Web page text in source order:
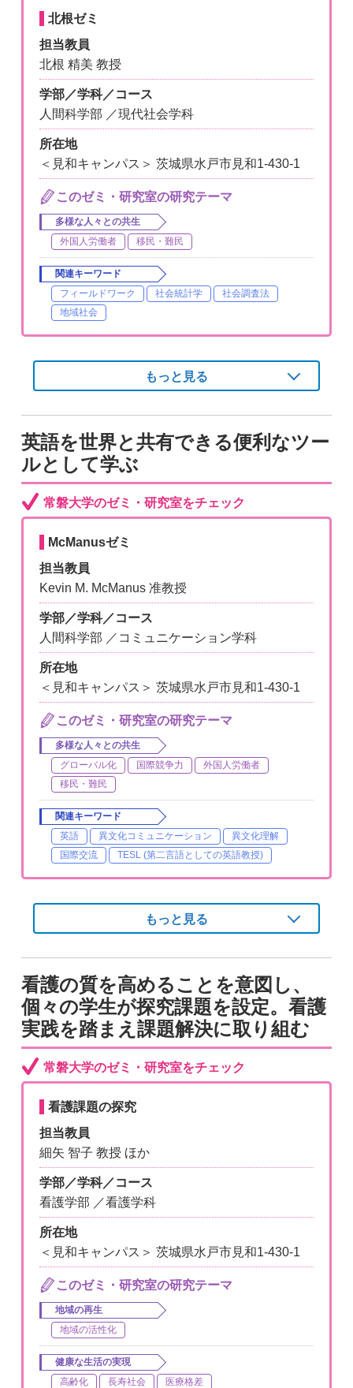
北根ゼミ
担当教員
北根 精美 教授
学部／学科／コース
人間科学部 ／現代社会学科
所在地
＜見和キャンパス＞ 茨城県水戸市見和1-430-1
このゼミ・研究室の研究テーマ
多様な人々との共生
外国人労働者
移民・難民
関連キーワード
フィールドワーク
社会統計学
社会調査法
地域社会
もっと見る
英語を世界と共有できる便利なツー
ルとして学ぶ
常磐大学のゼミ・研究室をチェック
McManusゼミ
担当教員
Kevin M. McManus 准教授
学部／学科／コース
人間科学部 ／コミュニケーション学科
所在地
＜見和キャンパス＞ 茨城県水戸市見和1-430-1
このゼミ・研究室の研究テーマ
多様な人々との共生
グローバル化
国際競争力
外国人労働者
移民・難民
関連キーワード
英語
異文化コミュニケーション
異文化理解
国際交流
TESL (第二言語としての英語教授)
もっと見る
看護の質を高めることを意図し、
個々の学生が探究課題を設定。看護
実践を踏まえ課題解決に取り組む
常磐大学のゼミ・研究室をチェック
看護課題の探究
担当教員
細矢 智子 教授 ほか
学部／学科／コース
看護学部 ／看護学科
所在地
＜見和キャンパス＞ 茨城県水戸市見和1-430-1
このゼミ・研究室の研究テーマ
地域の再生
地域の活性化
健康な生活の実現
高齢化
長寿社会 医療格差